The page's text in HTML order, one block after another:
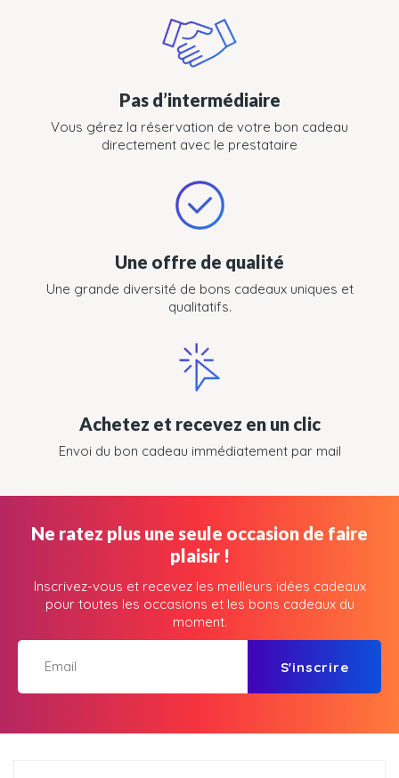
Pas d’intermédiaire
Vous gérez la réservation de votre bon cadeau
directement avec le prestataire
Une offre de qualité
Une grande diversité de bons cadeaux uniques et
qualitatifs.
Achetez et recevez en un clic
Envoi du bon cadeau immédiatement par mail
Ne ratez plus une seule occasion de faire
plaisir !
Inscrivez-vous et recevez les meilleurs idées cadeaux
pour toutes les occasions et les bons cadeaux du
moment.
S'inscrire